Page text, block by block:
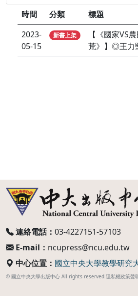
時間
分類
標題
2023-
05-15
新書上架
【《國家VS
荒》】◎王力
連絡電話： 03-4227151-57103
E-mail： ncupress@ncu.edu.tw
中心位置： 國立中央大學教學研究
© 國立中央大學出版中心 All rights reserved.隱私權政策聲